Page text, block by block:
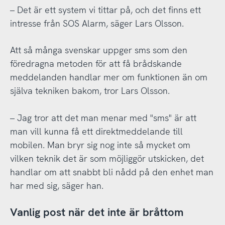
– Det är ett system vi tittar på, och det finns ett
intresse från SOS Alarm, säger Lars Olsson.
Att så många svenskar uppger sms som den
föredragna metoden för att få brådskande
meddelanden handlar mer om funktionen än om
själva tekniken bakom, tror Lars Olsson.
– Jag tror att det man menar med "sms" är att
man vill kunna få ett direktmeddelande till
mobilen. Man bryr sig nog inte så mycket om
vilken teknik det är som möjliggör utskicken, det
handlar om att snabbt bli nådd på den enhet man
har med sig, säger han.
Vanlig post när det inte är bråttom